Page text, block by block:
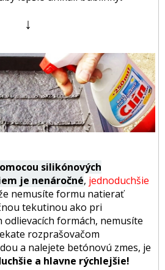
↓
silikónových
je nenáročné, jednoduchšie
nemusíte formu natierať
tekutinou ako pri
formách, nemusíte
rozprašovačom
a nalejete betónovú zmes, je
a hlavne rýchlejšie!